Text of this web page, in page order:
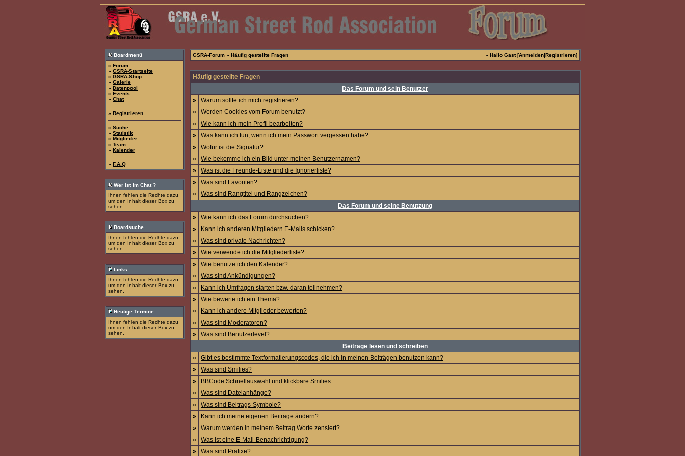
Boardmenü
» Forum
» GSRA-Startseite
» GSRA-Shop
» Galerie
» Datenpool
» Events
» Chat
» Registrieren
» Suche
» Statistik
» Mitglieder
» Team
» Kalender
» F.A.Q
Wer ist im Chat ?
Ihnen fehlen die Rechte dazu
um den Inhalt dieser Box zu
sehen.
Boardsuche
Ihnen fehlen die Rechte dazu
um den Inhalt dieser Box zu
sehen.
Links
Ihnen fehlen die Rechte dazu
um den Inhalt dieser Box zu
sehen.
Heutige Termine
Ihnen fehlen die Rechte dazu
um den Inhalt dieser Box zu
sehen.
GSRA-Forum » Häufig gestellte Fragen » Hallo Gast [Anmelden|Registrieren]
Häufig gestellte Fragen
Das Forum und sein Benutzer
»
Warum sollte ich mich registrieren?
»
Werden Cookies vom Forum benutzt?
»
Wie kann ich mein Profil bearbeiten?
»
Was kann ich tun, wenn ich mein Passwort vergessen habe?
»
Wofür ist die Signatur?
»
Wie bekomme ich ein Bild unter meinen Benutzernamen?
»
Was ist die Freunde-Liste und die Ignorierliste?
»
Was sind Favoriten?
»
Was sind Rangtitel und Rangzeichen?
Das Forum und seine Benutzung
»
Wie kann ich das Forum durchsuchen?
»
Kann ich anderen Mitgliedern E-Mails schicken?
»
Was sind private Nachrichten?
»
Wie verwende ich die Mitgliederliste?
»
Wie benutze ich den Kalender?
»
Was sind Ankündigungen?
»
Kann ich Umfragen starten bzw. daran teilnehmen?
»
Wie bewerte ich ein Thema?
»
Kann ich andere Mitglieder bewerten?
»
Was sind Moderatoren?
»
Was sind Benutzerlevel?
Beiträge lesen und schreiben
»
Gibt es bestimmte Textformatierungscodes, die ich in meinen Beiträgen benutzen kann?
»
Was sind Smilies?
»
BBCode Schnellauswahl und klickbare Smilies
»
Was sind Dateianhänge?
»
Was sind Beitrags-Symbole?
»
Kann ich meine eigenen Beiträge ändern?
»
Warum werden in meinem Beitrag Worte zensiert?
»
Was ist eine E-Mail-Benachrichtigung?
»
Was sind Präfixe?